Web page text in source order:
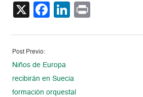
X Facebook
LinkedIn
Post Previo:
Niños de Europa
recibirán en Suecia
formación orquestal